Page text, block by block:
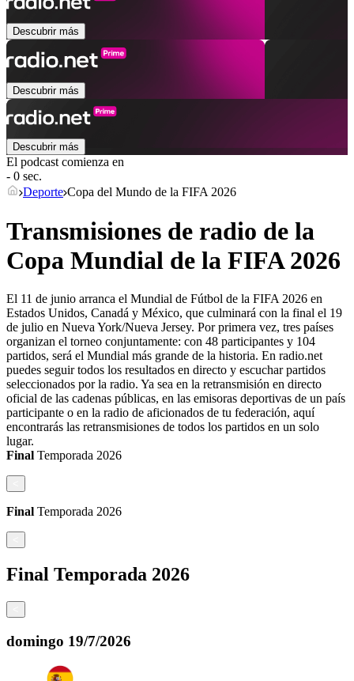
Descubrir más
Descubrir más
Descubrir más
El podcast comienza en
- 0 sec.
Deporte Copa del Mundo de la FIFA 2026
Transmisiones de radio de la
Copa Mundial de la FIFA 2026
El 11 de junio arranca el Mundial de Fútbol de la FIFA 2026 en
Estados Unidos, Canadá y México, que culminará con la final el 19
de julio en Nueva York/Nueva Jersey. Por primera vez, tres países
organizan el torneo conjuntamente: con 48 participantes y 104
partidos, será el Mundial más grande de la historia. En radio.net
puedes seguir todos los resultados en directo y escuchar partidos
seleccionados por la radio. Ya sea en la retransmisión en directo
oficial de las cadenas públicas, en las emisoras deportivas de un país
participante o en la radio de aficionados de tu federación, aquí
encontrarás las retransmisiones de todos los partidos en un solo
lugar.
Final Temporada 2026
Final Temporada 2026
Final Temporada 2026
domingo 19/7/2026